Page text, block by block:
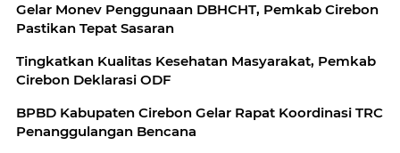
Gelar Monev Penggunaan DBHCHT, Pemkab Cirebon
Pastikan Tepat Sasaran
Tingkatkan Kualitas Kesehatan Masyarakat, Pemkab
Cirebon Deklarasi ODF
BPBD Kabupaten Cirebon Gelar Rapat Koordinasi TRC
Penanggulangan Bencana